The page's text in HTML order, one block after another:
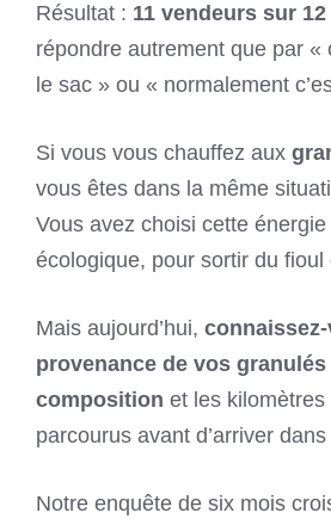
Résultat : 11 vendeurs sur 12
répondre autrement que par «
le sac » ou « normalement
Si vous vous chauffez aux
vous êtes dans la même
Vous avez choisi cette
écologique, pour sortir du fioul
Mais aujourd’hui,
provenance de vos
composition et les kilomètres
parcourus avant d’arriver
Notre enquête de six mois